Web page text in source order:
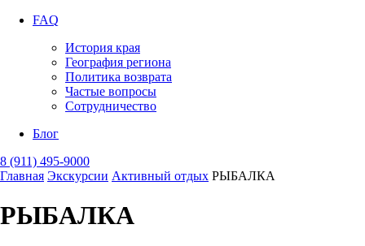
FAQ
История края
География региона
Политика возврата
Частые вопросы
Сотрудничество
Блог
8 (911) 495-9000
Главная Экскурсии Активный отдых РЫБАЛКА
РЫБАЛКА